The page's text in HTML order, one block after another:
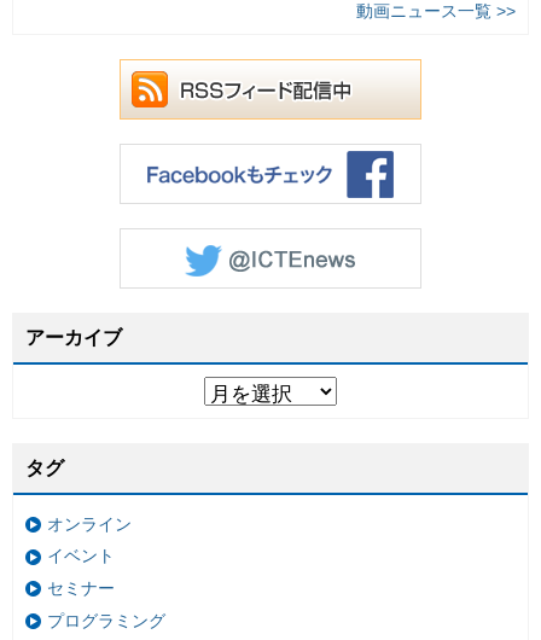
動画ニュース一覧 >>
アーカイブ
タグ
オンライン
イベント
セミナー
プログラミング